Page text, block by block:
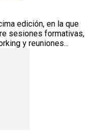
edición, en la que
sesiones formativas,
y reuniones...